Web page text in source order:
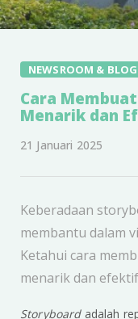
NEWSROOM &
Cara
Menarik dan
21 Januari 2025
Keberadaan
membantu dalam
Ketahui cara
menarik dan
Storyboard adalah